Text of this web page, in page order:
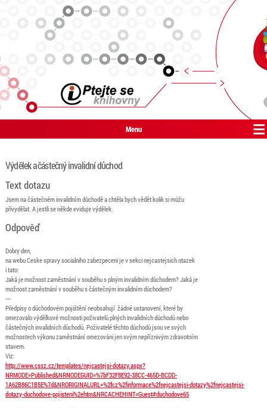
Menu
Výdělek a částečný invalidní důchod
Text dotazu
Jsem na částečném invalidním důchodě a chtěla bych vědět kolik si můžu
přivydělat. A jestli se někde eviduje výdělek.
Odpověď
Dobry den,
na webu Ceske spravy socialniho zabezpeceni je v sekci nejcastejsich otazek
i tato:
Jaká je možnost zaměstnání v souběhu s plným invalidním důchodem? Jaká je
možnost zaměstnání v souběhu s částečným invalidním důchodem?
---
Předpisy o důchodovém pojištění neobsahují žádné ustanovení, které by
omezovalo výdělkové možnosti poživatelů plných invalidních důchodů nebo
částečných invalidních důchodů. Poživatelé těchto důchodů jsou ve svých
možnostech výkonu zaměstnání omezováni jen svým nepříznivým zdravotním
stavem.
Viz:
http://www.cssz.cz/templates/nejcastejsi-dotazy.aspx?
NRMODE=Published&NRNODEGUID=%7bF32F8E92-38CC-465D-BCDD-
1A62B86C1B5E%7d&NRORIGINALURL=%2fcz%2finformace%2fnejcastejsi-dotazy%2fnejcastejsi-
dotazy-duchodove-pojisteni%2ehtm&NRCACHEHINT=Guest#duchodove65